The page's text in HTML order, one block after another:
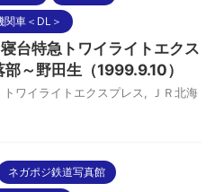
関車＜DL＞
台特急トワイライトエクス
～野田生（1999.9.10）
トワイライトエクスプレス
ＪＲ北海
ネガポジ鉄道写真館